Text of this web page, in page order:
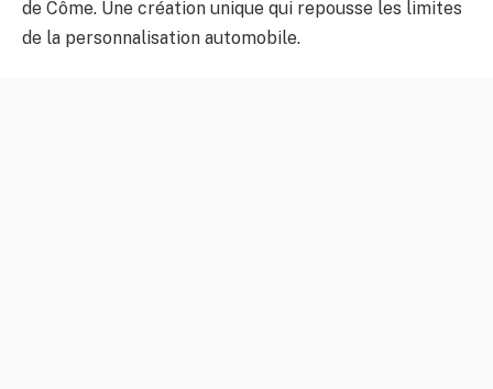
de Côme. Une création unique qui repousse les limites
de la personnalisation automobile.